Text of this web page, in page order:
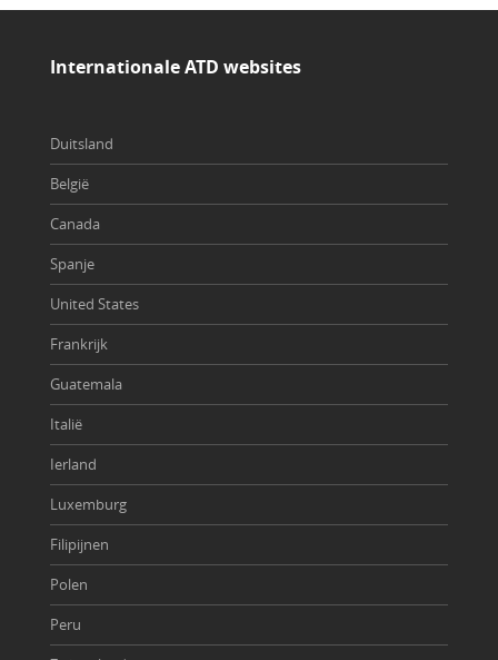
Internationale ATD websites
Duitsland
België
Canada
Spanje
United States
Frankrijk
Guatemala
Italië
Ierland
Luxemburg
Filipijnen
Polen
Peru